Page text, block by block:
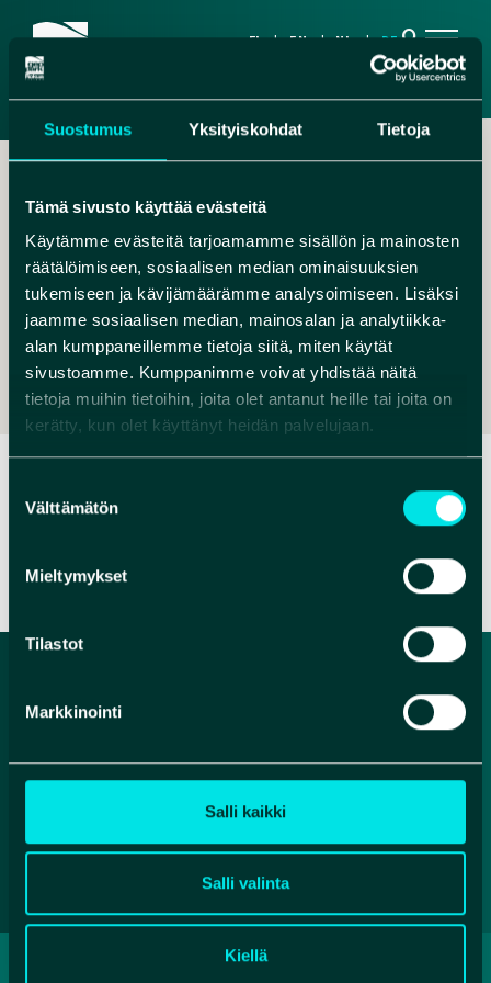
Suostumus Yksityiskohdat Tietoja
Tämä sivusto käyttää evästeitä
Käytämme evästeitä tarjoamamme sisällön ja mainosten
räätälöimiseen, sosiaalisen median ominaisuuksien
tukemiseen ja kävijämäärämme analysoimiseen. Lisäksi
jaamme sosiaalisen median, mainosalan ja analytiikka-
alan kumppaneillemme tietoja siitä, miten käytät
sivustoamme. Kumppanimme voivat yhdistää näitä
tietoja muihin tietoihin, joita olet antanut heille tai joita on
kerätty, kun olet käyttänyt heidän palvelujaan.
valinta
Välttämätön
Mieltymykset
Tilastot
Markkinointi
Salli kaikki
Salli valinta
Kiellä
FI EN NL DEsearch
,
INFO@NATUREDREAMDAYS.COM
+358451699734